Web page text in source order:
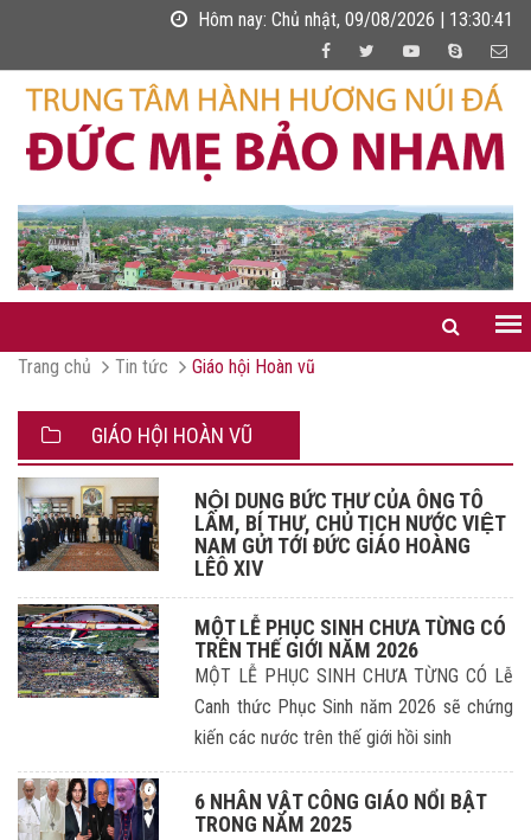
Hôm nay: Chủ nhật, 09/08/2026 | 13:30:41
Trang chủ Tin tức Giáo hội Hoàn vũ
GIÁO HỘI HOÀN VŨ
NỘI DUNG BỨC THƯ CỦA ÔNG TÔ
LÂM, BÍ THƯ, CHỦ TỊCH NƯỚC VIỆT
NAM GỬI TỚI ĐỨC GIÁO HOÀNG
LÊÔ XIV
MỘT LỄ PHỤC SINH CHƯA TỪNG CÓ
TRÊN THẾ GIỚI NĂM 2026
MỘT LỄ PHỤC SINH CHƯA TỪNG CÓ Lễ
Canh thức Phục Sinh năm 2026 sẽ chứng
kiến các nước trên thế giới hồi sinh
6 NHÂN VẬT CÔNG GIÁO NỔI BẬT
TRONG NĂM 2025